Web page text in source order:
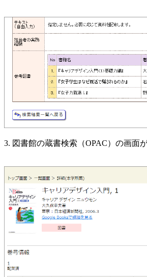
3. 図書館の蔵書検索（OPAC）の画面